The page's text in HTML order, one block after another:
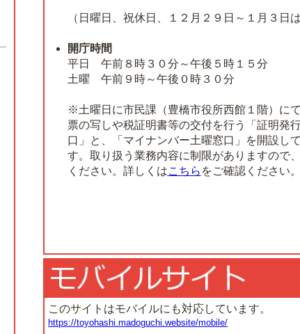
（日曜日、祝休日、１２月２９日～１月３日は
開庁時間
平日 午前８時３０分～午後５時１５分
土曜 午前９時～午後０時３０分
※土曜日に市民課（豊橋市役所西館１階）に
票の写しや税証明書等の交付を行う「証明発
口」と、「マイナンバー土曜窓口」を開設し
す。取り扱う業務内容に制限がありますので
ください。詳しくはこちら をご確認ください。
このサイトはモバイルにも対応しています。
https://toyohashi.madoguchi.website/mobile/